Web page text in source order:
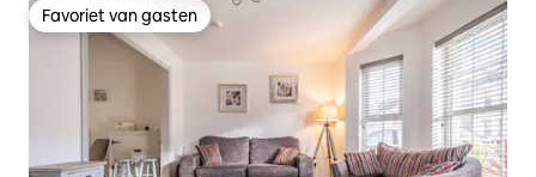
Favoriet van gasten
Favoriet van gasten